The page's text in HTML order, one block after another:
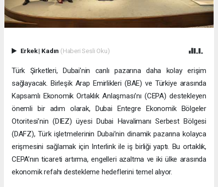
Erkek| Kadın (Haberi Sesli Oku)
Türk Şirketleri, Dubai’nin canlı pazarına daha kolay erişim
sağlayacak. Birleşik Arap Emirlikleri (BAE) ve Türkiye arasında
Kapsamlı Ekonomik Ortaklık Anlaşması’nı (CEPA) destekleyen
önemli bir adım olarak, Dubai Entegre Ekonomik Bölgeler
Otoritesi’nin (DIEZ) üyesi Dubai Havalimanı Serbest Bölgesi
(DAFZ), Türk işletmelerinin Dubai’nin dinamik pazarına kolayca
erişmesini sağlamak için Interlink ile iş birliği yaptı. Bu ortaklık,
CEPA’nın ticareti artırma, engelleri azaltma ve iki ülke arasında
ekonomik refahı destekleme hedeflerini temel alıyor.